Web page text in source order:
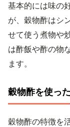
基本的には味の
が、穀物酢はシ
せて使う煮物や
は酢飯や酢の物
ます。
穀物酢を使っ
穀物酢の特徴を